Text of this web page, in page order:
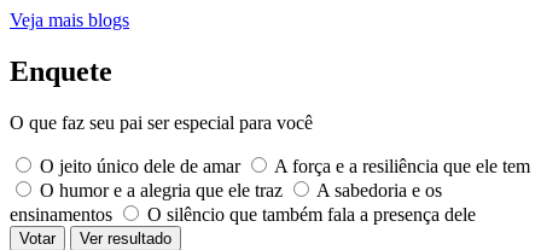
Veja mais blogs
Enquete
O que faz seu pai ser especial para você
O jeito único dele de amar
A força e a resiliência que ele tem
O humor e a alegria que ele traz
A sabedoria e os
ensinamentos
O silêncio que também fala a presença dele
Votar Ver resultado